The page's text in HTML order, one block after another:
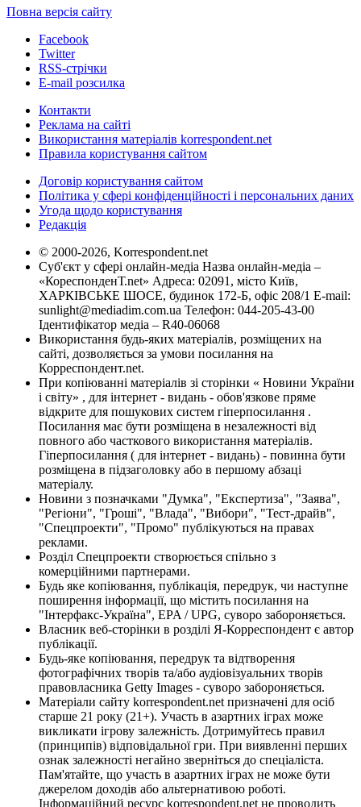
Повна версія сайту
Facebook
Twitter
RSS-стрічки
E-mail розсилка
Контакти
Реклама на сайті
Використання матеріалів korrespondent.net
Правила користування сайтом
Договір користування сайтом
Політика у сфері конфіденційності і персональних даних
Угода щодо користування
Редакція
© 2000-2026, Korrespondent.net
Суб'єкт у сфері онлайн-медіа Назва онлайн-медіа –
«КореспонденТ.net» Адреса: 02091, місто Київ,
ХАРКІВСЬКЕ ШОСЕ, будинок 172-Б, офіс 208/1 E-mail:
sunlight@mediadim.com.ua Телефон: 044-205-43-00
Ідентифікатор медіа – R40-06068
Використання будь-яких матеріалів, розміщених на
сайті, дозволяється за умови посилання на
Корреспондент.net.
При копіюванні матеріалів зі сторінки « Новини України
і світу» , для інтернет - видань - обов'язкове пряме
відкрите для пошукових систем гіперпосилання .
Посилання має бути розміщена в незалежності від
повного або часткового використання матеріалів.
Гіперпосилання ( для інтернет - видань) - повинна бути
розміщена в підзаголовку або в першому абзаці
матеріалу.
Новини з позначками "Думка", "Експертиза", "Заява",
"Регіони", "Гроші", "Влада", "Вибори", "Тест-драйв",
"Спецпроекти", "Промо" публікуються на правах
реклами.
Розділ Спецпроекти створюється спільно з
комерційними партнерами.
Будь яке копіювання, публікація, передрук, чи наступне
поширення інформації, що містить посилання на
"Інтерфакс-Україна", EPA / UPG, суворо забороняється.
Власник веб-сторінки в розділі Я-Корреспондент є автор
публікації.
Будь-яке копіювання, передрук та відтворення
фотографічних творів та/або аудіовізуальних творів
правовласника Getty Images - суворо забороняється.
Матеріали сайту korrespondent.net призначені для осіб
старше 21 року (21+). Участь в азартних іграх може
викликати ігрову залежність. Дотримуйтесь правил
(принципів) відповідальної гри. При виявленні перших
ознак залежності негайно зверніться до спеціаліста.
Пам'ятайте, що участь в азартних іграх не може бути
джерелом доходів або альтернативою роботі.
Інформаційний ресурс korrespondent.net не проводить